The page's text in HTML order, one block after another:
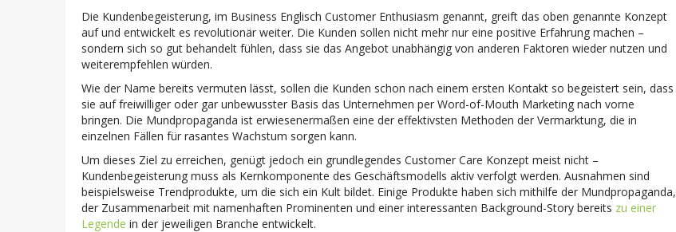
Die Kundenbegeisterung, im Business Englisch Customer Enthusiasm genannt, greift das oben genannte Konzept
auf und entwickelt es revolutionär weiter. Die Kunden sollen nicht mehr nur eine positive Erfahrung machen –
sondern sich so gut behandelt fühlen, dass sie das Angebot unabhängig von anderen Faktoren wieder nutzen und
weiterempfehlen würden.
Wie der Name bereits vermuten lässt, sollen die Kunden schon nach einem ersten Kontakt so begeistert sein, dass
sie auf freiwilliger oder gar unbewusster Basis das Unternehmen per Word-of-Mouth Marketing nach vorne
bringen. Die Mundpropaganda ist erwiesenermaßen eine der effektivsten Methoden der Vermarktung, die in
einzelnen Fällen für rasantes Wachstum sorgen kann.
Um dieses Ziel zu erreichen, genügt jedoch ein grundlegendes Customer Care Konzept meist nicht –
Kundenbegeisterung muss als Kernkomponente des Geschäftsmodells aktiv verfolgt werden. Ausnahmen sind
beispielsweise Trendprodukte, um die sich ein Kult bildet. Einige Produkte haben sich mithilfe der Mundpropaganda,
der Zusammenarbeit mit namenhaften Prominenten und einer interessanten Background-Story bereits zu einer
Legende in der jeweiligen Branche entwickelt.